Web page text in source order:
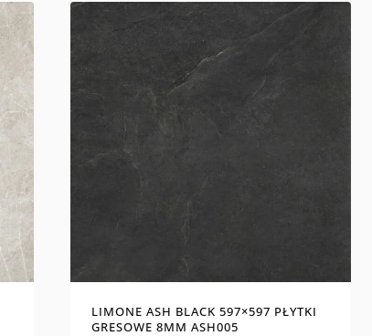
LIMONE ASH BLACK 597×597 PŁYTKI
GRESOWE 8MM ASH005